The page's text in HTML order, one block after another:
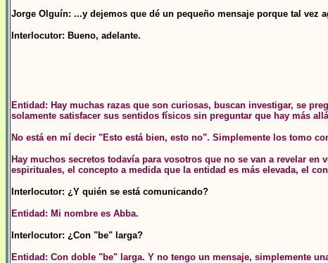
Jorge Olguín: ...y dejemos que dé un pequeño mensaje porque tal vez
Interlocutor: Bueno, adelante.
Entidad: Hay muchas razas que son curiosas, buscan investigar, se
solamente satisfacer sus sentidos físicos sin preguntar que hay más
No está en mí decir "Esto está bien, esto no". Simplemente los tomo
Hay muchos secretos todavía para vosotros que no se van a revelar
espirituales, el concepto a medida que la entidad es más elevada, el
Interlocutor: ¿Y quién se está comunicando?
Entidad: Mi nombre es Abba.
Interlocutor: ¿Con "be" larga?
Entidad: Con doble "be" larga. Y no tengo un mensaje, simplemente